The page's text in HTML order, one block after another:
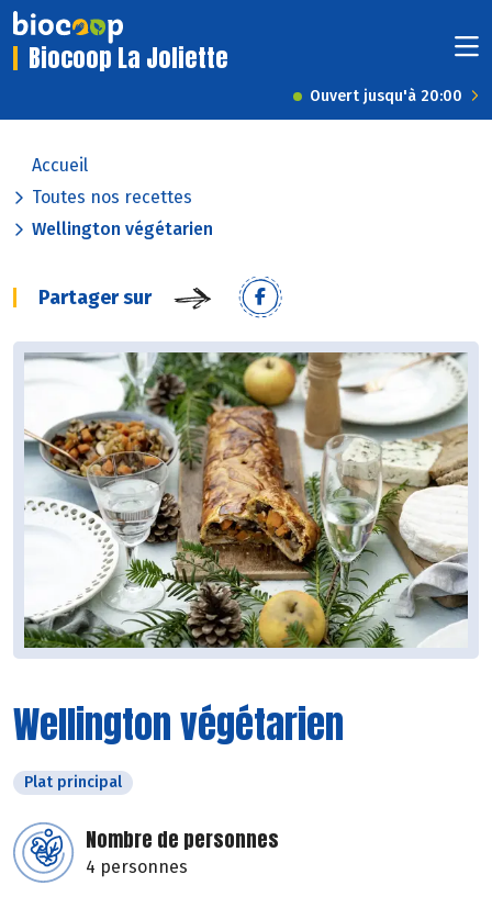
Biocoop La Joliette
Ouvert jusqu'à 20:00
Accueil
Toutes nos recettes
Wellington végétarien
Partager sur
Wellington végétarien
Plat principal
Nombre de personnes
4 personnes